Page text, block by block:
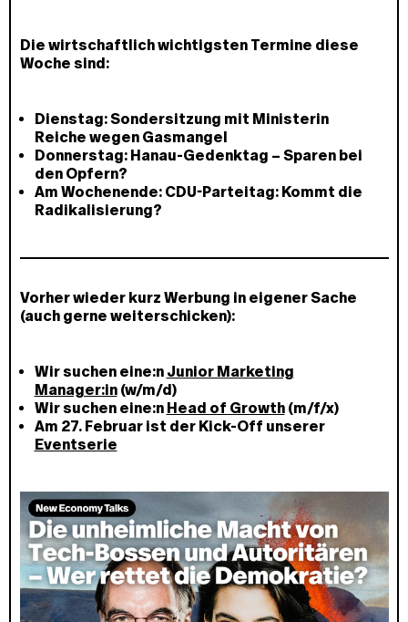
Die wirtschaftlich wichtigsten Termine diese
Woche sind:
Dienstag: Sondersitzung mit Ministerin
Reiche wegen Gasmangel
Donnerstag: Hanau-Gedenktag – Sparen bei
den Opfern?
Am Wochenende: CDU-Parteitag: Kommt die
Radikalisierung?
Vorher wieder kurz Werbung in eigener Sache
(auch gerne weiterschicken):
Wir suchen eine:n Junior Marketing
Manager:in(w/m/d)
Wir suchen eine:n Head of Growth(m/f/x)
Am 27. Februar ist der Kick-Off unserer
Eventserie